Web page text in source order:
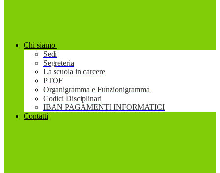
Chi siamo
Sedi
Segreteria
La scuola in carcere
PTOF
Organigramma e Funzionigramma
Codici Disciplinari
IBAN PAGAMENTI INFORMATICI
Contatti